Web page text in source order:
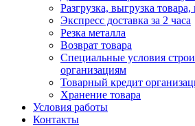
Разгрузка, выгрузка
Экспресс доставка за 2 часа
Резка металла
Возврат товара
Специальные условия
организациям
Товарный кредит
Хранение товара
Условия работы
Контакты